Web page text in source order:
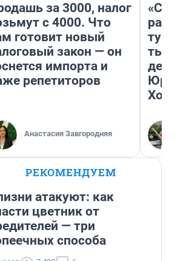
за 3000, налог
с 4000. Что
готовит новый
закон — он
импорта и
репетиторов
Анастасия Завгородняя
день
РЕКОМЕНДУЕМ
атакуют: как
цветник от
— три
способа